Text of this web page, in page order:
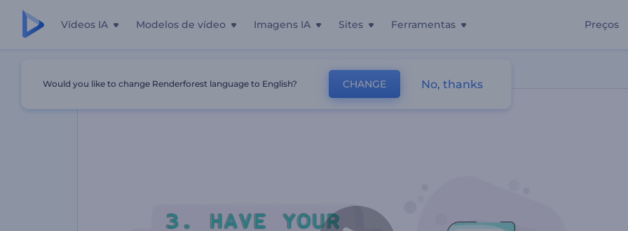
Vídeos IA Modelos de vídeo Imagens IA Sites Ferramentas Preços
Would you like to change Renderforest language to English? CHANGE No, thanks